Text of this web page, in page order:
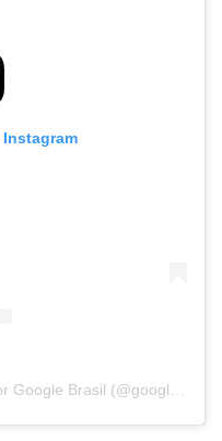
Uma publicação compartilhada por Google Brasil (@googlebrasil)